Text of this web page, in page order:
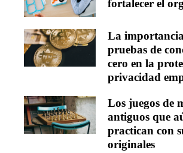
fortalecer el
La
pruebas de
cero en la
privacidad
Los juegos de
antiguos que
practican con
originales